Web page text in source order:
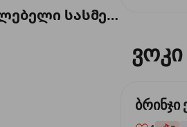
სასმელი
ვოკი
ბრინჯი